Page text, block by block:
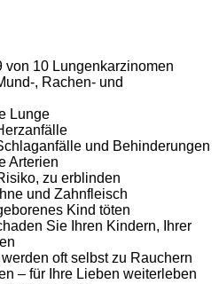
von 10 Lungenkarzinomen
, Rachen- und
Lunge
und Behinderungen
Arterien
zu erblinden
und Zahnfleisch
Kind töten
Sie Ihren Kindern, Ihrer
oft selbst zu Rauchern
– für Ihre Lieben weiterleben